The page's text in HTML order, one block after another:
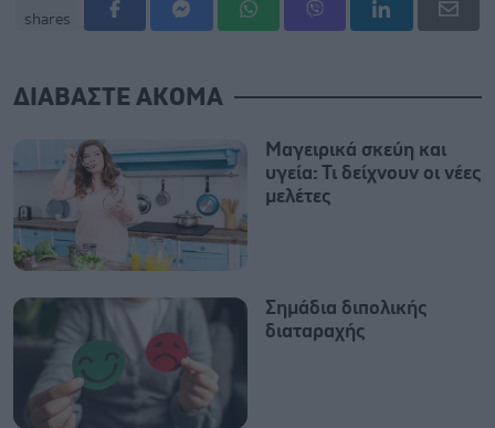
shares
ΔΙΑΒΑΣΤΕ ΑΚΟΜΑ
Μαγειρικά σκεύη και
υγεία: Τι δείχνουν οι νέες
μελέτες
Σημάδια διπολικής
διαταραχής